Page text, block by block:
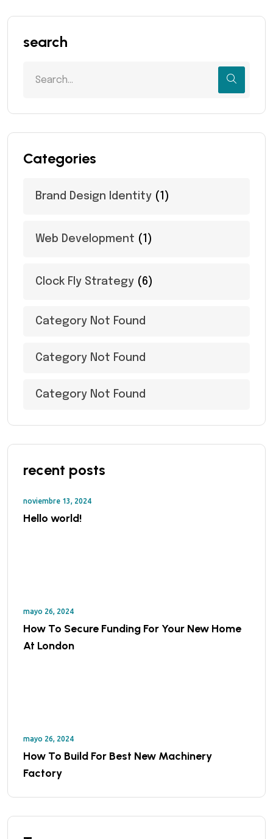
search
Categories
Brand Design Identity (1)
Web Development (1)
Clock Fly Strategy (6)
Category Not Found
Category Not Found
Category Not Found
recent posts
noviembre 13, 2024
Hello world!
mayo 26, 2024
How To Secure Funding For Your New Home
At London
mayo 26, 2024
How To Build For Best New Machinery
Factory